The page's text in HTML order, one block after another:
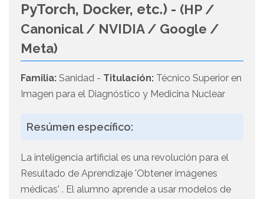
PyTorch, Docker, etc.) - (HP /
Canonical / NVIDIA / Google /
Meta)
Familia: Sanidad - Titulación: Técnico Superior en
Imagen para el Diagnóstico y Medicina Nuclear
Resúmen específico:
La inteligencia artificial es una revolución para el
Resultado de Aprendizaje 'Obtener imágenes
médicas' . El alumno aprende a usar modelos de